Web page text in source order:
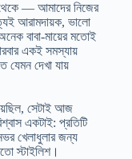
— আমাদের নিজের
আরামদায়ক, ভালো
বাবা-মায়ের মতোই
একই সমস্যায়
দেখা যায়
সেটাই আজ
একটাই: প্রতিটি
খেলাধুলার জন্য
স্টাইলিশ।